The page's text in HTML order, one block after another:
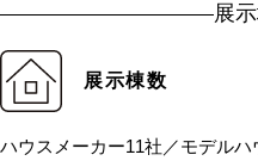
展
展示棟数
ハウスメーカー11社／モデルハ